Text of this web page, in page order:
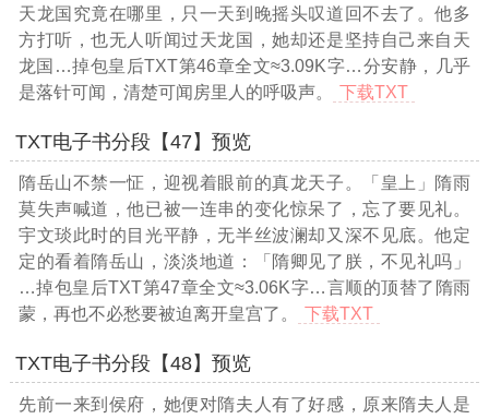
天龙国究竟在哪里，只一天到晚摇头叹道回不去了。他多
方打听，也无人听闻过天龙国，她却还是坚持自己来自天
龙国 …掉包皇后TXT第46章全文≈3.09K字…分安静，几乎
是落针可闻，清楚可闻房里人的呼吸声。
下载TXT
TXT电子书分段【47】预览
隋岳山不禁一怔，迎视着眼前的真龙天子。「皇上」隋雨
莫失声喊道，他已被一连串的变化惊呆了，忘了要见礼。
宇文琰此时的目光平静，无半丝波澜却又深不见底。他定
定的看着隋岳山，淡淡地道：「隋卿见了朕，不见礼吗」
…掉包皇后TXT第47章全文≈3.06K字…言顺的顶替了隋雨
蒙，再也不必愁要被迫离开皇宫了。
下载TXT
TXT电子书分段【48】预览
先前一来到侯府，她便对隋夫人有了好感，原来隋夫人是